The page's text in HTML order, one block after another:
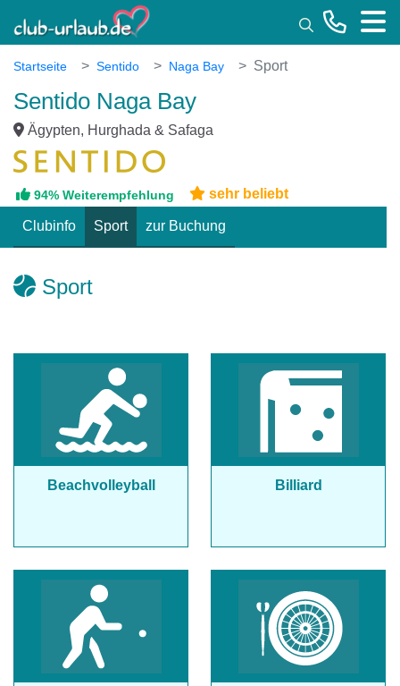
Startseite Sentido Naga Bay Sport
Sentido Naga Bay
Ägypten, Hurghada & Safaga
94% Weiterempfehlung sehr beliebt
Clubinfo Sport zur Buchung
Sport
Beachvolleyball Billiard